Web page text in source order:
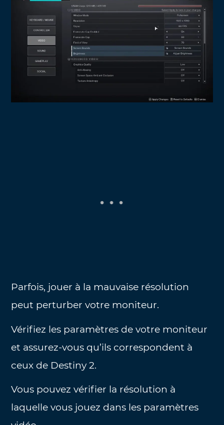
Parfois, jouer à la mauvaise résolution
peut perturber votre moniteur.
Vérifiez les paramètres de votre moniteur
et assurez-vous qu’ils correspondent à
ceux de Destiny 2.
Vous pouvez vérifier la résolution à
laquelle vous jouez dans les paramètres